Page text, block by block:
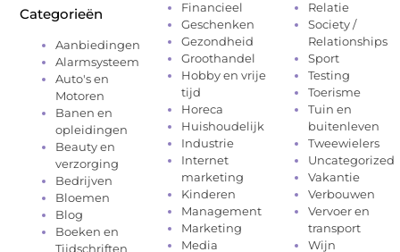
Categorieën
Aanbiedingen
Alarmsysteem
Auto's en
Motoren
Banen en
opleidingen
Beauty en
verzorging
Bedrijven
Bloemen
Blog
Boeken en
Tijdschriften
Financieel
Geschenken
Gezondheid
Groothandel
Hobby en vrije
tijd
Horeca
Huishoudelijk
Industrie
Internet
marketing
Kinderen
Management
Marketing
Media
Relatie
Society /
Relationships
Sport
Testing
Toerisme
Tuin en
buitenleven
Tweewielers
Uncategorized
Vakantie
Verbouwen
Vervoer en
transport
Wijn